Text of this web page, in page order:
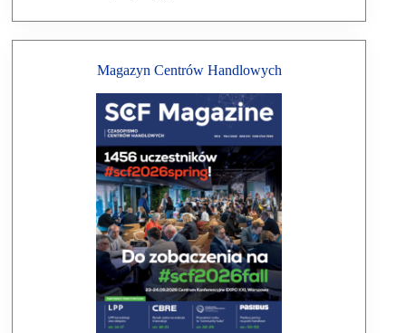
Magazyn Centrów Handlowych